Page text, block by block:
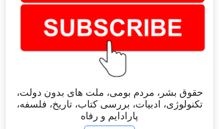
بشر، مردم بومی، ملت های بدون دولت،
ادبیات، بررسی کتاب، تاریخ، فلسفه،
پارادایم و رفاه